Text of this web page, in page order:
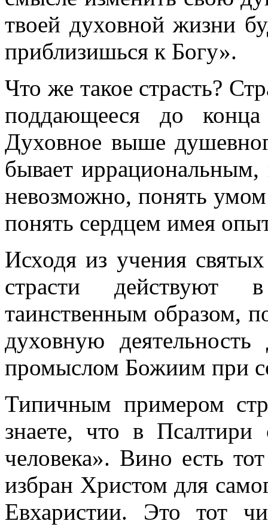
твоей духовной жизни
приблизишься к Богу».
Что же такое страсть?
поддающееся до конца
Духовное выше
бывает иррациональным,
невозможно, понять
понять сердцем имея
Исходя из учения
страсти действуют
таинственным образом,
духовную
промыслом Божиим при
Типичным примером
знаете, что в
человека». Вино есть
избран Христом для
Евхаристии. Это тот